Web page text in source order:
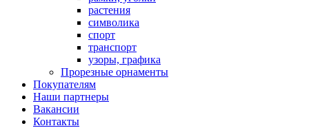
растения
символика
спорт
транспорт
узоры, графика
Прорезные орнаменты
Покупателям
Наши партнеры
Вакансии
Контакты